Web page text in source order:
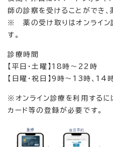
師の診察を受けることができ、
※ 薬の受け取りはオンライン
す。
診療時間
【平日・土曜】18時～22時
【日曜・祝日】9時～13時、14
※オンライン診療を利用するに
カード等の登録が必要です。